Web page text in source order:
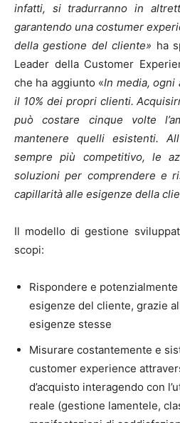
infatti, si tradurranno in
garantendo una costumer
della gestione del cliente» ha
Leader della Customer
che ha aggiunto «In media, ogni
il 10% dei propri clienti.
può costare cinque volte
mantenere quelli esistenti.
sempre più competitivo, le
soluzioni per comprendere e
capillarità alle esigenze della
Il modello di gestione
scopi:
Rispondere e
esigenze del cliente, grazie
esigenze stesse
Misurare costantemente e
customer experience
d’acquisto interagendo con
reale (gestione lamentele,